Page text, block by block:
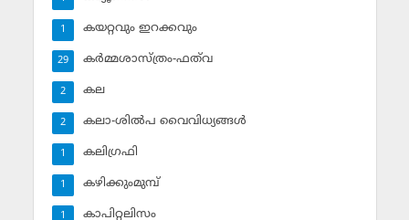
കയറ്റവും ഇറക്കവും
1
കര്‍മ്മശാസ്ത്രം-ഫത്‌വ
29
കല
2
കലാ-ശില്‍പ വൈവിധ്യങ്ങള്‍
2
കലിഗ്രഫി
1
കഴിക്കുംമുമ്പ്
1
കാപിറ്റലിസം
1